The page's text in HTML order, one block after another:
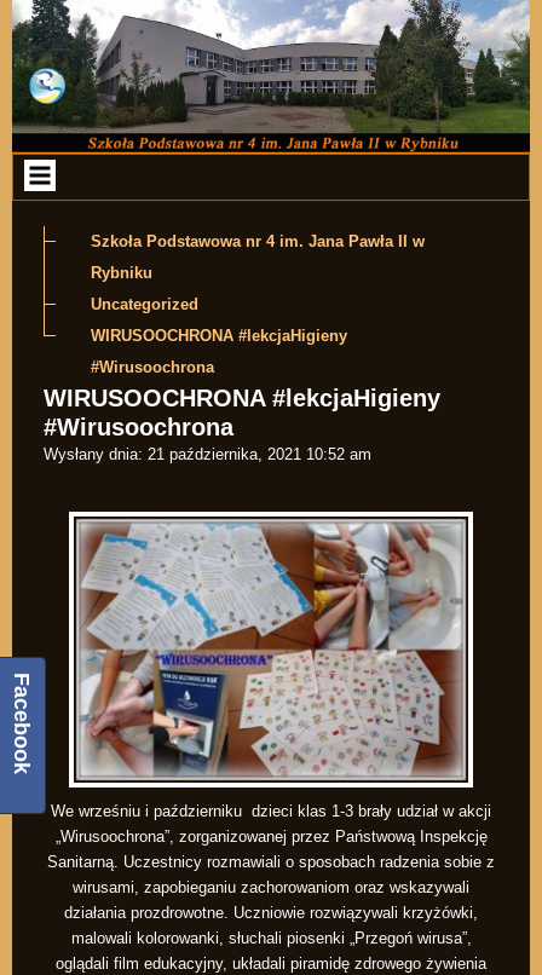
Przejdź do zawartości
Szkoła Podstawowa nr 4 im. Jana Pawła II w
Rybniku
Uncategorized
WIRUSOOCHRONA #lekcjaHigieny
#Wirusoochrona
WIRUSOOCHRONA #lekcjaHigieny
#Wirusoochrona
Wysłany dnia: 21 października, 2021 10:52 am
We wrześniu i październiku dzieci klas 1-3 brały udział w akcji
„Wirusoochrona”, zorganizowanej przez Państwową Inspekcję
Sanitarną. Uczestnicy rozmawiali o sposobach radzenia sobie z
wirusami, zapobieganiu zachorowaniom oraz wskazywali
działania prozdrowotne. Uczniowie rozwiązywali krzyżówki,
malowali kolorowanki, słuchali piosenki „Przegoń wirusa”,
oglądali film edukacyjny, układali piramidę zdrowego żywienia
Facebook